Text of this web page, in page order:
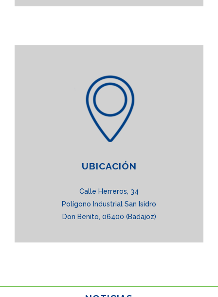
UBICACIÓN
Calle Herreros, 34
Polígono Industrial San Isidro
Don Benito, 06400 (Badajoz)